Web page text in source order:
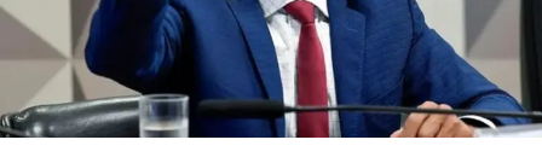
Ministros do STF já tinham suspeitas de que Bolsonaro
planejava fugir do país, buscando asilo político com o
apoio de Donald Trump. A pressão do governo
americano, que impôs tarifas de 50% sobre produtos